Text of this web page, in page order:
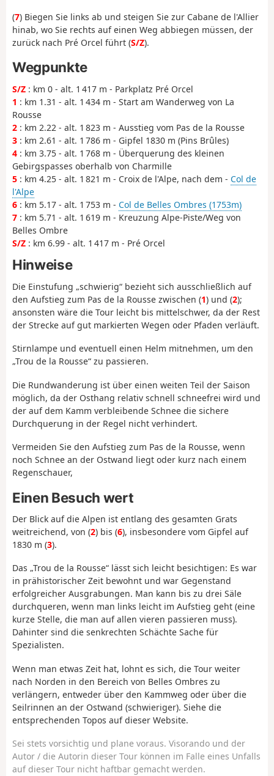
(7) Biegen Sie links ab und steigen Sie zur Cabane de l'Allier
hinab, wo Sie rechts auf einen Weg abbiegen müssen, der
zurück nach Pré Orcel führt (S/Z).
Wegpunkte
S/Z : km 0 - alt. 1 417 m - Parkplatz Pré Orcel
1 : km 1.31 - alt. 1 434 m - Start am Wanderweg von La
Rousse
2 : km 2.22 - alt. 1 823 m - Ausstieg vom Pas de la Rousse
3 : km 2.61 - alt. 1 786 m - Gipfel 1830 m (Pins Brûles)
4 : km 3.75 - alt. 1 768 m - Überquerung des kleinen
Gebirgspasses oberhalb von Charmille
5 : km 4.25 - alt. 1 821 m - Croix de l'Alpe, nach dem - Col de
l'Alpe
6 : km 5.17 - alt. 1 753 m - Col de Belles Ombres (1753m)
7 : km 5.71 - alt. 1 619 m - Kreuzung Alpe-Piste/Weg von
Belles Ombre
S/Z : km 6.99 - alt. 1 417 m - Pré Orcel
Hinweise
Die Einstufung „schwierig“ bezieht sich ausschließlich auf
den Aufstieg zum Pas de la Rousse zwischen (1) und (2);
ansonsten wäre die Tour leicht bis mittelschwer, da der Rest
der Strecke auf gut markierten Wegen oder Pfaden verläuft.
Stirnlampe und eventuell einen Helm mitnehmen, um den
„Trou de la Rousse“ zu passieren.
Die Rundwanderung ist über einen weiten Teil der Saison
möglich, da der Osthang relativ schnell schneefrei wird und
der auf dem Kamm verbleibende Schnee die sichere
Durchquerung in der Regel nicht verhindert.
Vermeiden Sie den Aufstieg zum Pas de la Rousse, wenn
noch Schnee an der Ostwand liegt oder kurz nach einem
Regenschauer,
Einen Besuch wert
Der Blick auf die Alpen ist entlang des gesamten Grats
weitreichend, von (2) bis (6), insbesondere vom Gipfel auf
1830 m (3).
Das „Trou de la Rousse“ lässt sich leicht besichtigen: Es war
in prähistorischer Zeit bewohnt und war Gegenstand
erfolgreicher Ausgrabungen. Man kann bis zu drei Säle
durchqueren, wenn man links leicht im Aufstieg geht (eine
kurze Stelle, die man auf allen vieren passieren muss).
Dahinter sind die senkrechten Schächte Sache für
Spezialisten.
Wenn man etwas Zeit hat, lohnt es sich, die Tour weiter
nach Norden in den Bereich von Belles Ombres zu
verlängern, entweder über den Kammweg oder über die
Seilrinnen an der Ostwand (schwieriger). Siehe die
entsprechenden Topos auf dieser Website.
Sei stets vorsichtig und plane voraus. Visorando und der
Autor / die Autorin dieser Tour können im Falle eines Unfalls
auf dieser Tour nicht haftbar gemacht werden.